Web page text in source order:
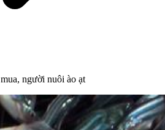
người nuôi ào ạt